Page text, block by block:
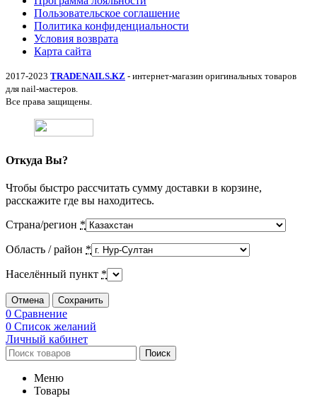
Пользовательское соглашение
Политика конфиденциальности
Условия возврата
Карта сайта
2017-2023 TRADENAILS.KZ - интернет-магазин оригинальных товаров
для nail-мастеров.
Все права защищены.
Откуда Вы?
Чтобы быстро рассчитать сумму доставки в корзине,
расскажите где вы находитесь.
Страна/регион *
Область / район *
Населённый пункт *
Отмена Сохранить
0 Сравнение
0 Список желаний
Личный кабинет
Поиск
Меню
Товары